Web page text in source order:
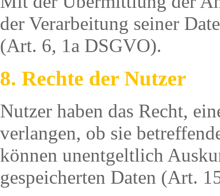
der Verarbeitung seiner
(Art. 6, 1a DSGVO).
8. Rechte der Nutzer
Nutzer haben das Recht,
verlangen, ob sie
können unentgeltlich
gespeicherten Daten (Art.